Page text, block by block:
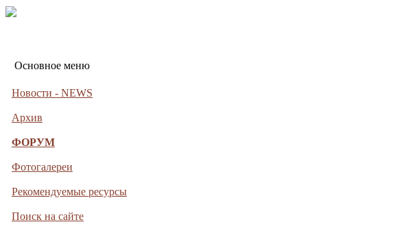
Основное меню
Новости - NEWS
Архив
ФОРУМ
Фотогалереи
Рекомендуемые ресурсы
Поиск на сайте